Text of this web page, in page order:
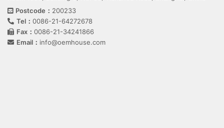
Postcode： 200233
Tel： 0086-21-64272678
Fax： 0086-21-34241866
Email： info@oemhouse.com